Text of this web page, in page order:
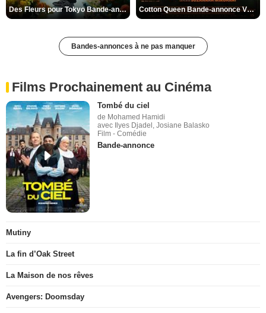
Des Fleurs pour Tokyo Bande-annonce VO STFR Cotton Queen Bande-annonce VO STFR
Bandes-annonces à ne pas manquer
Films Prochainement au Cinéma
Tombé du ciel
de Mohamed Hamidi
avec Ilyes Djadel, Josiane Balasko
Film - Comédie
Bande-annonce
Mutiny
La fin d’Oak Street
La Maison de nos rêves
Avengers: Doomsday